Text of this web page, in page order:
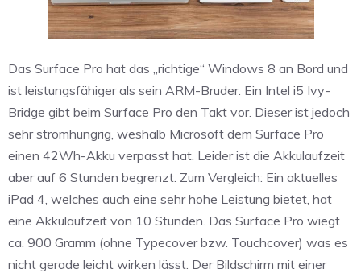
Das Surface Pro hat das ,,richtige“ Windows 8 an Bord und
ist leistungsfähiger als sein ARM-Bruder. Ein Intel i5 Ivy-
Bridge gibt beim Surface Pro den Takt vor. Dieser ist jedoch
sehr stromhungrig, weshalb Microsoft dem Surface Pro
einen 42Wh-Akku verpasst hat. Leider ist die Akkulaufzeit
aber auf 6 Stunden begrenzt. Zum Vergleich: Ein aktuelles
iPad 4, welches auch eine sehr hohe Leistung bietet, hat
eine Akkulaufzeit von 10 Stunden. Das Surface Pro wiegt
ca. 900 Gramm (ohne Typecover bzw. Touchcover) was es
nicht gerade leicht wirken lässt. Der Bildschirm mit einer